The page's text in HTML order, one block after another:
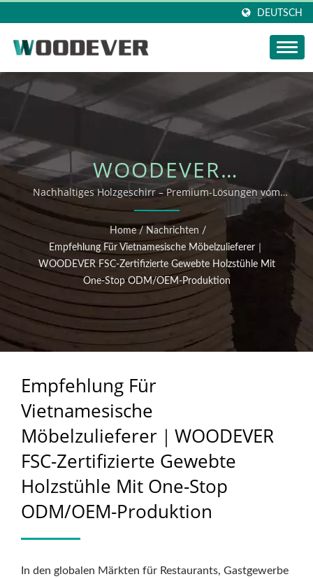
DEUTSCH
WOODEVER
NACHRICHTEN-
UPDATE: EMPFEHLUNG
FÜR VIETNAMESISCHE
MÖBELZULIEFERER｜
WOODEVER FSC-
ZERTIFIZIERTE
MIT ONE-STOP
ODM/OEM-
PRODUKTION
Nachhaltiges Holzgeschirr – Premium-Lösungen vom
vietnamesischen Anbieter｜2025 Woven Products
Vietnam Factory ODM OEM Lieferleitfaden
Home / Nachrichten /
Empfehlung Für Vietnamesische Möbelzulieferer｜
WOODEVER FSC-Zertifizierte Gewebte Holzstühle Mit
One-Stop ODM/OEM-Produktion
Empfehlung Für
Vietnamesische
Möbelzulieferer｜WOODEVER
FSC-Zertifizierte Gewebte
Holzstühle Mit One-Stop
ODM/OEM-Produktion
In den globalen Märkten für Restaurants, Gastgewerbe